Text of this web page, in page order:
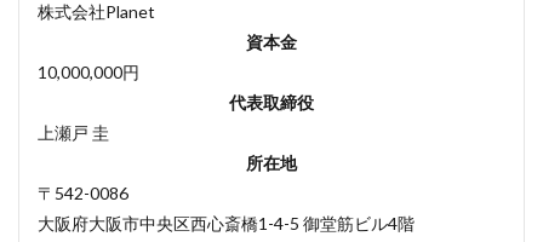
株式会社Planet
資本金
10,000,000円
代表取締役
上瀬戸 圭
所在地
〒542-0086
大阪府大阪市中央区西心斎橋1-4-5 御堂筋ビル4階